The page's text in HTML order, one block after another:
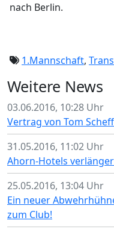
nach Berlin.
1.Mannschaft,
Weitere News
03.06.2016, 10:28 Uhr
Vertrag von Tom
31.05.2016, 11:02 Uhr
Ahorn-Hotels
25.05.2016, 13:04 Uhr
Ein neuer
zum Club!